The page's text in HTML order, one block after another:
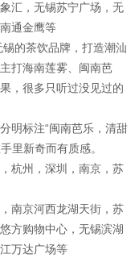
汇，无锡苏宁广场，无
通金鹰等
的茶饮品牌，打造潮汕
打海南莲雾、闽南芭
，很多只听过没见过的
标注“闽南芭乐，清甜
里新奇而有质感。
杭州，深圳，南京，苏
南京河西龙湖天街，苏
方购物中心，无锡滨湖
万达广场等